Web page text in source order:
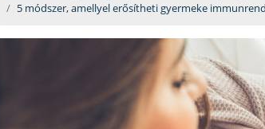
5 módszer, amellyel erősítheti gyermeke